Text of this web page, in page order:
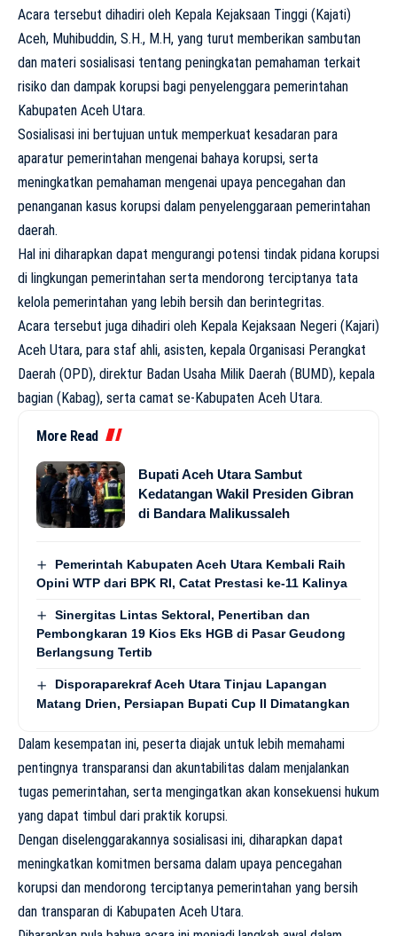
Acara tersebut dihadiri oleh Kepala Kejaksaan Tinggi (Kajati)
Aceh, Muhibuddin, S.H., M.H, yang turut memberikan sambutan
dan materi sosialisasi tentang peningkatan pemahaman terkait
risiko dan dampak korupsi bagi penyelenggara pemerintahan
Kabupaten Aceh Utara.
Sosialisasi ini bertujuan untuk memperkuat kesadaran para
aparatur pemerintahan mengenai bahaya korupsi, serta
meningkatkan pemahaman mengenai upaya pencegahan dan
penanganan kasus korupsi dalam penyelenggaraan pemerintahan
daerah.
Hal ini diharapkan dapat mengurangi potensi tindak pidana korupsi
di lingkungan pemerintahan serta mendorong terciptanya tata
kelola pemerintahan yang lebih bersih dan berintegritas.
Acara tersebut juga dihadiri oleh Kepala Kejaksaan Negeri (Kajari)
Aceh Utara, para staf ahli, asisten, kepala Organisasi Perangkat
Daerah (OPD), direktur Badan Usaha Milik Daerah (BUMD), kepala
bagian (Kabag), serta camat se-Kabupaten Aceh Utara.
More Read
Bupati Aceh Utara Sambut
Kedatangan Wakil Presiden Gibran
di Bandara Malikussaleh
Pemerintah Kabupaten Aceh Utara Kembali Raih
Opini WTP dari BPK RI, Catat Prestasi ke-11 Kalinya
Sinergitas Lintas Sektoral, Penertiban dan
Pembongkaran 19 Kios Eks HGB di Pasar Geudong
Berlangsung Tertib
Disporaparekraf Aceh Utara Tinjau Lapangan
Matang Drien, Persiapan Bupati Cup II Dimatangkan
Dalam kesempatan ini, peserta diajak untuk lebih memahami
pentingnya transparansi dan akuntabilitas dalam menjalankan
tugas pemerintahan, serta mengingatkan akan konsekuensi hukum
yang dapat timbul dari praktik korupsi.
Dengan diselenggarakannya sosialisasi ini, diharapkan dapat
meningkatkan komitmen bersama dalam upaya pencegahan
korupsi dan mendorong terciptanya pemerintahan yang bersih
dan transparan di Kabupaten Aceh Utara.